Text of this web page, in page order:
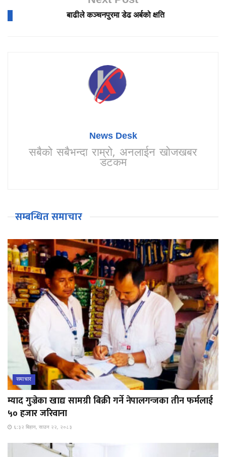
बाढीले कञ्चनपुरमा डेढ अर्बको क्षति
News Desk
सबैको सबैभन्दा राम्रो, अनलाईन खोजखबर
डटकम
सम्बन्धित समाचार
समाचार
म्याद गुज्रेका खाद्य सामग्री बिक्री गर्ने नेपालगन्जका तीन फर्मलाई
५० हजार जरिवाना
६:३२ बिहान, साउन २२, २०८३